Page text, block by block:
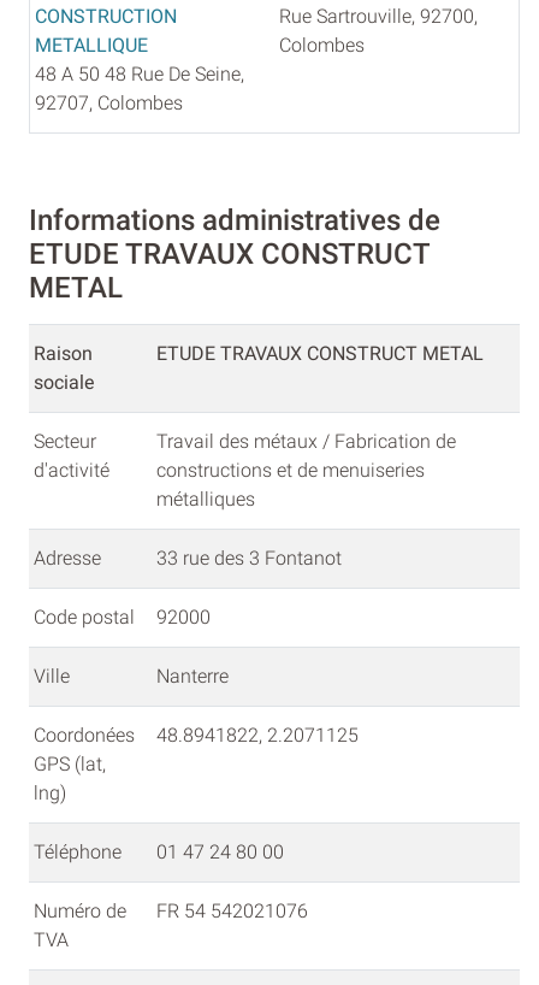
CONSTRUCTION
METALLIQUE
48 A 50 48 Rue De Seine,
92707, Colombes
Rue Sartrouville, 92700,
Colombes
Informations administratives de
ETUDE TRAVAUX CONSTRUCT
METAL
Raison
sociale
ETUDE TRAVAUX CONSTRUCT METAL
Secteur
d'activité
Travail des métaux / Fabrication de
constructions et de menuiseries
métalliques
Adresse 33 rue des 3 Fontanot
Code postal 92000
Ville Nanterre
Coordonées
GPS (lat,
lng)
48.8941822, 2.2071125
Téléphone 01 47 24 80 00
Numéro de
TVA
FR 54 542021076